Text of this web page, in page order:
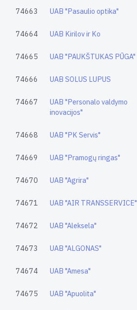
74663 UAB "Pasaulio optika"
74664 UAB Kirilov ir Ko
74665 UAB "PAUKŠTUKAS PŪGA"
74666 UAB SOLUS LUPUS
74667
UAB "Personalo valdymo
inovacijos"
74668 UAB "PK Servis"
74669 UAB "Pramogų ringas"
74670 UAB "Agrira"
74671 UAB "AIR TRANSSERVICE"
74672 UAB "Aleksela"
74673 UAB "ALGONAS"
74674 UAB "Amesa"
74675 UAB "Apuolita"